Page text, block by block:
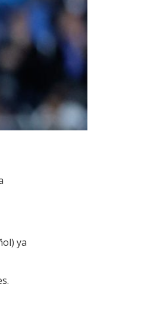
ya